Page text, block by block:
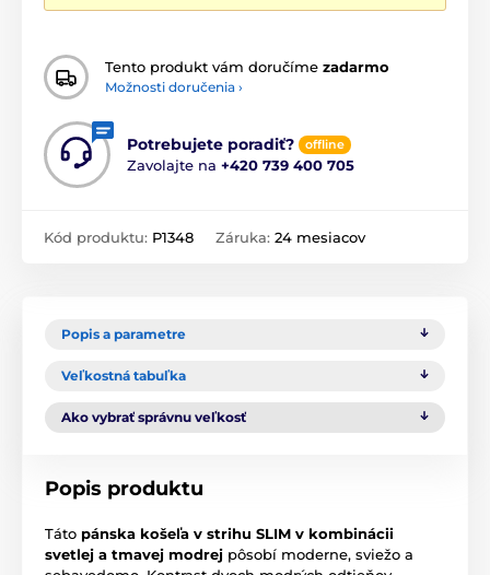
Tento produkt vám doručíme zadarmo
Možnosti doručenia ›
Potrebujete poradiť? offline
Zavolajte na +420 739 400 705
Kód produktu: P1348 Záruka: 24 mesiacov
Popis a parametre
Veľkostná tabuľka
Ako vybrať správnu veľkosť
Popis produktu
Táto pánska košeľa v strihu SLIM v kombinácii
svetlej a tmavej modrej pôsobí moderne, sviežo a